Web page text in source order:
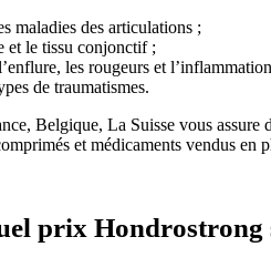
maladies des articulations ;
et le tissu conjonctif ;
les rougeurs et
de traumatismes.
Belgique, La Suisse vous
et médicaments vendus
prix Hondrostrong